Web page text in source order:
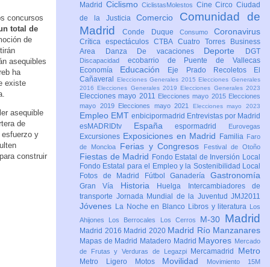
concursos
total de
de
asequibles
ha
existe
asequible
de
esfuerzo y
construir
Madrid CiclismoCiclistasMolestos CineCircoCiudad
de la JusticiaComercio Comunidad de
MadridConde Duque Consumo Coronavirus
Crítica espectáculosCTBA Cuatro Torres Business
Area
Danza De vacaciones Deporte DGT
Discapacidad ecobarrio de Puente de Vallecas
Economía Educación Eje Prado Recoletos
El
Cañaveral
Elecciones Generales 2015 Elecciones Generales
2016 Elecciones Generales 2019 Elecciones Generales 2023
Elecciones mayo 2011 Elecciones mayo 2015 Elecciones
mayo 2019
Elecciones mayo 2021 Elecciones mayo 2023
Empleo EMT enbicipormadrid Entrevistas por Madrid
esMADRIDtv Españaespormadrid Eurovegas
Excursiones Exposiciones en Madrid Familia Faro
de Moncloa
Ferias y Congresos Festival de Otoño
Fiestas de Madrid Fondo Estatal de Inversión Local
Fondo Estatal para el Empleo y la Sostenibilidad Local
Fotos de Madrid
FútbolGanaderíaGastronomía
Gran Vía Historia Huelga
Intercambiadores de
transporte Jornada Mundial de la Juventud JMJ2011
Jóvenes La Noche en Blanco Libros y literatura
Los
Ahijones
Los Berrocales Los Cerros M-30 Madrid
Madrid 2016 Madrid 2020 Madrid Río Manzanares
Mapas de Madrid Matadero Madrid Mayores Mercado
de Frutas y Verduras de Legazpi
Mercamadrid Metro
Metro Ligero Motos Movilidad Movimiento 15M